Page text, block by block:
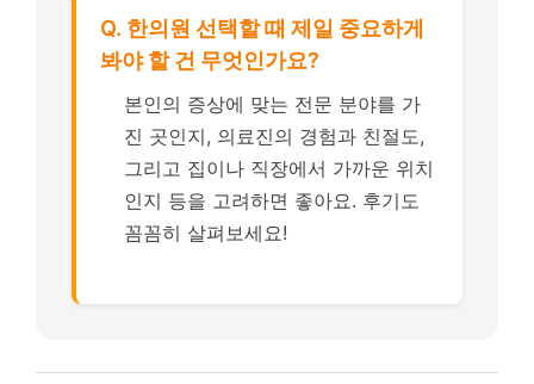
Q. 한의원 선택할 때 제일 중요하게
봐야 할 건 무엇인가요?
본인의 증상에 맞는 전문 분야를 가
진 곳인지, 의료진의 경험과 친절도,
그리고 집이나 직장에서 가까운 위치
인지 등을 고려하면 좋아요. 후기도
꼼꼼히 살펴보세요!